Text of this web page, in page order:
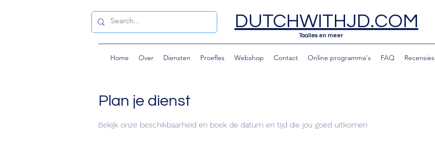
DUTCHWITHJD.COM
Taalles en meer
Home Over Diensten Proefles Webshop Contact Online programma's FAQ Recensies
Plan je dienst
Bekijk onze beschikbaarheid en boek de datum en tijd die jou goed uitkomen